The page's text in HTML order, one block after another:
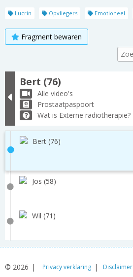
Lucrin Opvliegers Emotioneel
Fragment bewaren
Bert (76)
Alle video's
Prostaatpaspoort
Wat is Externe radiotherapie?
Bert (76)
Jos (58)
Wil (71)
© 2026 Privacy verklaring Disclaimer